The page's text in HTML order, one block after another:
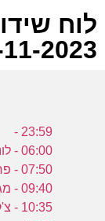
2023
23:59 -
06:00 - לונדון ליונס - ה. ת''א
07:50 - פרנקפורט - דורטמונד
09:40 - מגזין מנצ'סטר סיטי
10:35 - צ'קלאנה - ויאריאל